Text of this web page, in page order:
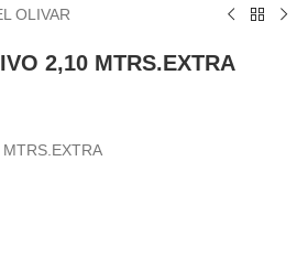
OLIVAR
2,10 MTRS.EXTRA